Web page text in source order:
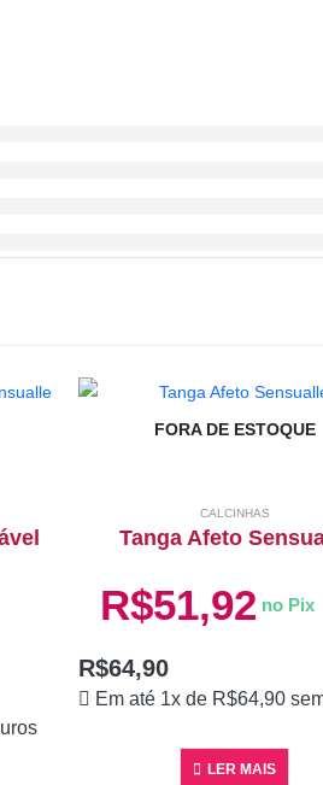
FORA DE ESTOQUE
CALCINHAS
Tanga Afeto
R$64,90
Em até 1x de R$64,90
R$51,92 no Pix
LER MAIS